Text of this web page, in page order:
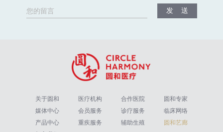
关于圆和 医疗机构 合作医院
圆和专家
媒体中心
会员服务 诊疗服务
临床网络
产品中心
重疾服务 辅助生殖
圆和艺廊